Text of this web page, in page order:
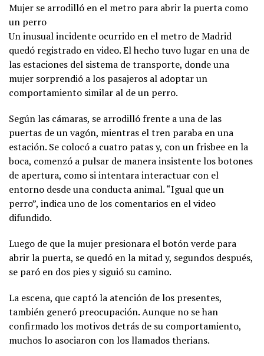
Mujer se arrodilló en el metro para abrir la puerta como
un perro
Un inusual incidente ocurrido en el metro de Madrid
quedó registrado en video. El hecho tuvo lugar en una de
las estaciones del sistema de transporte, donde una
mujer sorprendió a los pasajeros al adoptar un
comportamiento similar al de un perro.
Según las cámaras, se arrodilló frente a una de las
puertas de un vagón, mientras el tren paraba en una
estación. Se colocó a cuatro patas y, con un frisbee en la
boca, comenzó a pulsar de manera insistente los botones
de apertura, como si intentara interactuar con el
entorno desde una conducta animal. “Igual que un
perro”, indica uno de los comentarios en el video
difundido.
Luego de que la mujer presionara el botón verde para
abrir la puerta, se quedó en la mitad y, segundos después,
se paró en dos pies y siguió su camino.
La escena, que captó la atención de los presentes,
también generó preocupación. Aunque no se han
confirmado los motivos detrás de su comportamiento,
muchos lo asociaron con los llamados therians.